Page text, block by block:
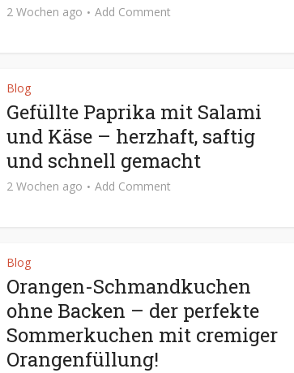
2 Wochen ago Add Comment
Blog
Gefüllte Paprika mit Salami
und Käse – herzhaft, saftig
und schnell gemacht
2 Wochen ago Add Comment
Blog
Orangen-Schmandkuchen
ohne Backen – der perfekte
Sommerkuchen mit cremiger
Orangenfüllung!